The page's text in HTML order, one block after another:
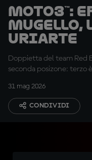
Moto3™:
Mugello,
Uriarte
Doppietta del team Red
seconda posizone: terzo
31 mag 2026
CONDIVIDI